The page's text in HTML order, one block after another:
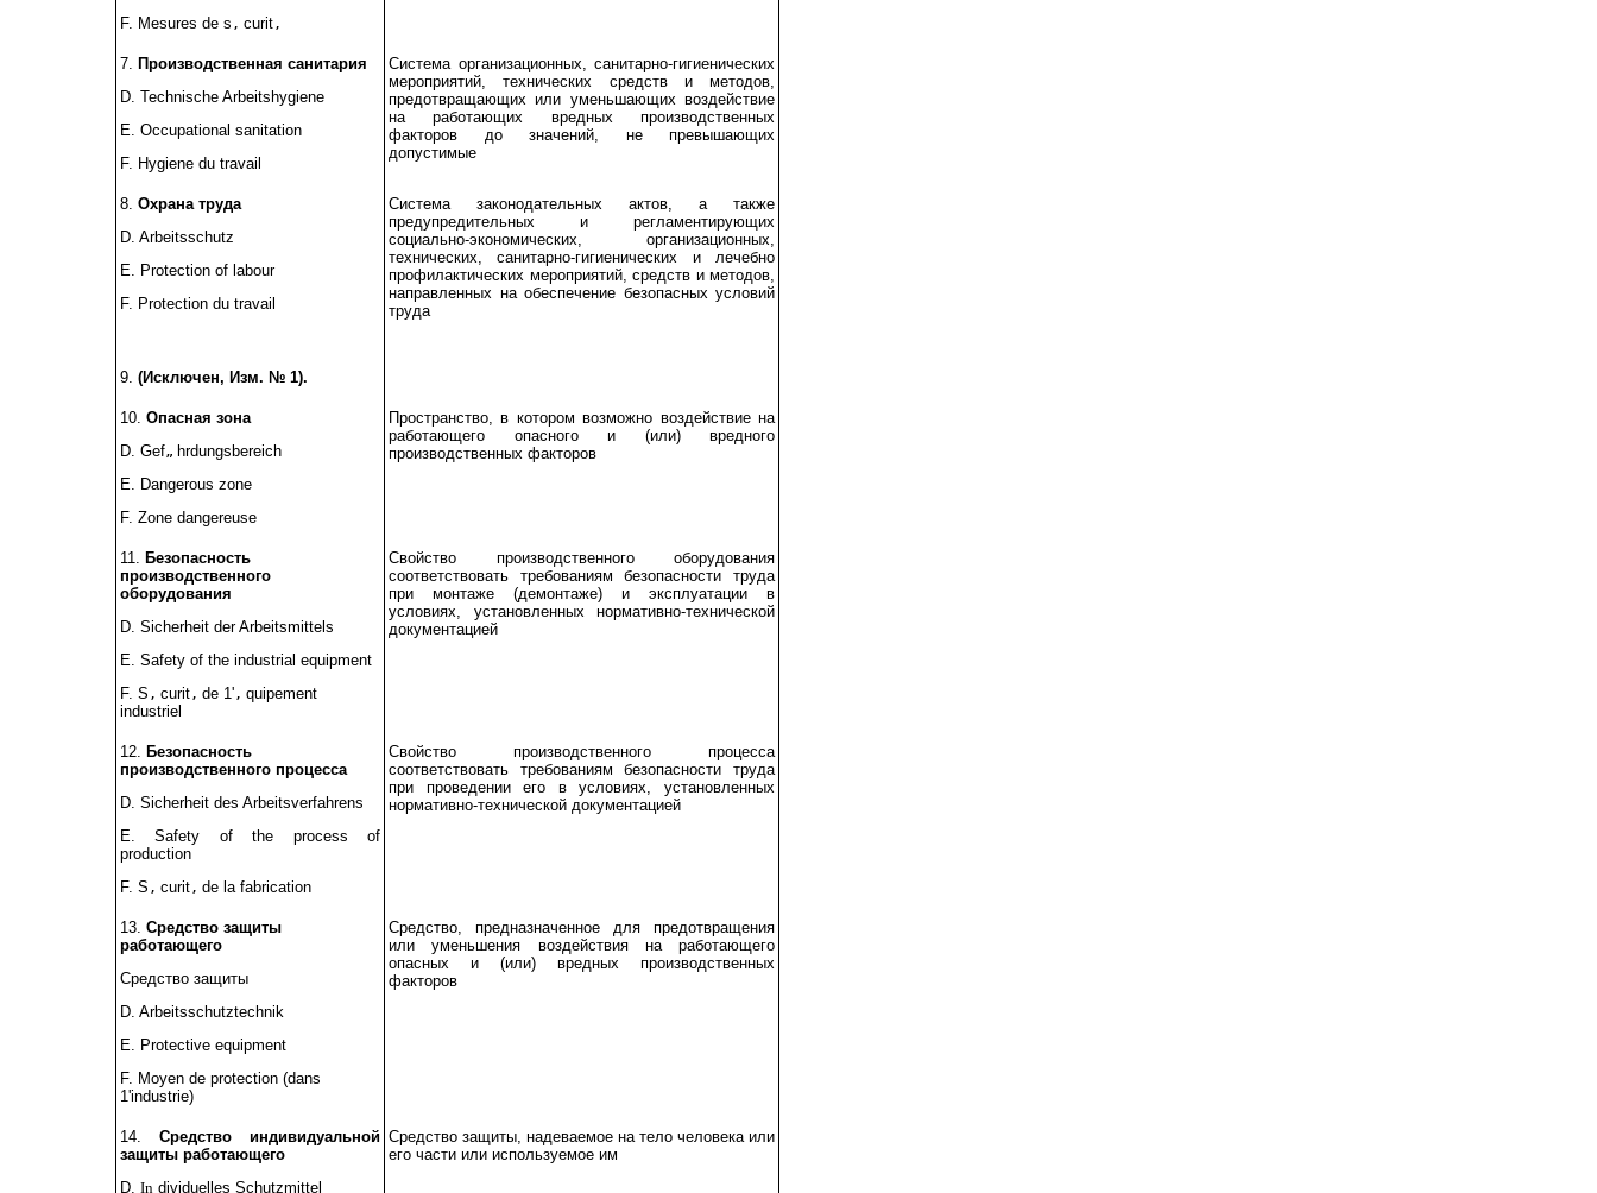
F. Mesures de s ‚ curit‚
7. Производственная санитария
D. Technische Arbeitshygiene
Е. Occupational sanitation
F. Hygiene du travail
Система организационных, санитарно-гигиенических
мероприятий, технических средств и методов,
предотвращающих или уменьшающих воздействие
на работающих вредных производственных
факторов до значений, не превышающих
допустимые
8. Охрана труда
D. Arbeitsschutz
Е. Protection of labour
F. Protection du travail
Система законодательных актов, а также
предупредительных и регламентирующих
социально-экономических, организационных,
технических, санитарно-гигиенических и лечебно
профилактических мероприятий, средств и методов,
направленных на обеспечение безопасных условий
труда
9. (Исключен, Изм. № 1).
10. Опасная зона
D. Gef„ hrdungsbereich
Е. Dangerous zone
F. Zone dangereuse
Пространство, в котором возможно воздействие на
работающего опасного и (или) вредного
производственных факторов
11. Безопасность
производственного
оборудования
D. Sicherheit der Arbeitsmittels
Е. Safety of the industrial equipment
F. S ‚ curit‚ de 1'‚ quipement
industriel
Свойство производственного оборудования
соответствовать требованиям безопасности труда
при монтаже (демонтаже) и эксплуатации в
условиях, установленных нормативно-технической
документацией
12. Безопасность
производственного процесса
D. Sicherheit des Arbeitsverfahrens
Е. Safety of the process of
production
F. S ‚ curit‚ de la fabrication
Свойство производственного процесса
соответствовать требованиям безопасности труда
при проведении его в условиях, установленных
нормативно-технической документацией
13. Средство защиты
работающего
Средство защиты
D. Arbeitsschutztechnik
Е. Protective equipment
F. Moyen de protection (dans
1'industrie)
Средство, предназначенное для предотвращения
или уменьшения воздействия на работающего
опасных и (или) вредных производственных
факторов
14. Средство индивидуальной
защиты работающего
D. In dividuelles Schutzmittel
Средство защиты, надеваемое на тело человека или
его части или используемое им